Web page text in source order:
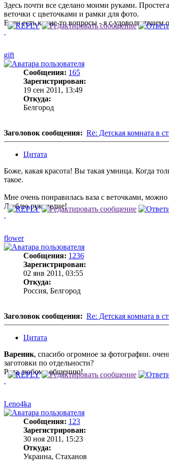
Здесь почти все сделано моими руками.
веточки с цветочками и рамки для фото.
Если есть какие-то вопросы - я с
gift
Сообщения: 165
Зарегистрирован:
19 сен 2011, 13:49
Откуда:
Белгород
Заголовок сообщения: Re: Детская комната в
Цитата
Боже, какая красота! Вы такая умница. Когда
такое.
Мне очень понравилась ваза с веточками,
Люблю рукоделие!
flower
Сообщения: 1236
Зарегистрирован:
02 янв 2011, 03:55
Откуда:
Россия, Белгород
Заголовок сообщения: Re: Детская комната в
Цитата
Вареник, спасибо огромное за фотографии.
заготовки по отдельности?
Рада любому общению!
Leno4ka
Сообщения: 123
Зарегистрирован:
30 ноя 2011, 15:23
Откуда:
Украина, Стаханов